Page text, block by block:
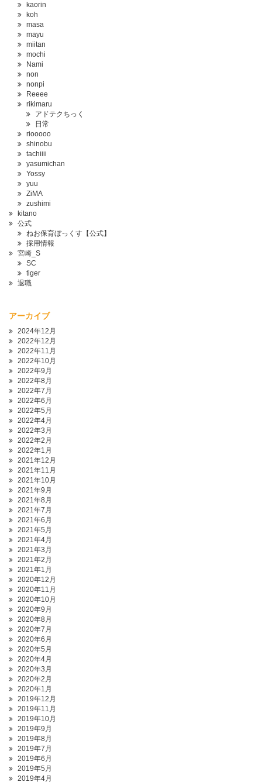
kaorin
koh
masa
mayu
miitan
mochi
Nami
non
nonpi
Reeee
rikimaru
アドテクちっく
日常
riooooo
shinobu
tachiiii
yasumichan
Yossy
yuu
ZiMA
zushimi
kitano
公式
ねお保育ぼっくす【公式】
採用情報
宮崎_S
SC
tiger
退職
アーカイブ
2024年12月
2022年12月
2022年11月
2022年10月
2022年9月
2022年8月
2022年7月
2022年6月
2022年5月
2022年4月
2022年3月
2022年2月
2022年1月
2021年12月
2021年11月
2021年10月
2021年9月
2021年8月
2021年7月
2021年6月
2021年5月
2021年4月
2021年3月
2021年2月
2021年1月
2020年12月
2020年11月
2020年10月
2020年9月
2020年8月
2020年7月
2020年6月
2020年5月
2020年4月
2020年3月
2020年2月
2020年1月
2019年12月
2019年11月
2019年10月
2019年9月
2019年8月
2019年7月
2019年6月
2019年5月
2019年4月